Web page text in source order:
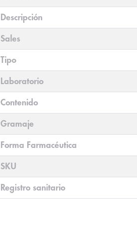
Descripción
Sales
Tipo
Laboratorio
Contenido
Gramaje
Forma Farmacéutica
SKU
Registro sanitario